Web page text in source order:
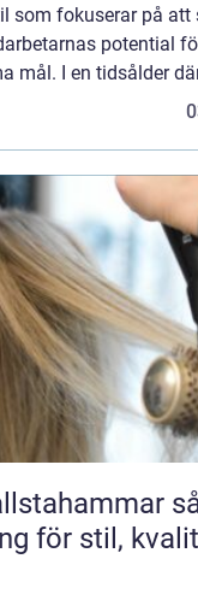
som fokuserar på att
potential
mål. I en tidsålder
är h&ou...
så hittar du
för stil,